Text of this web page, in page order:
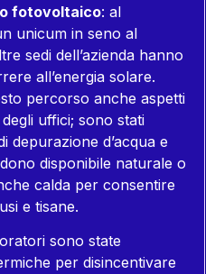
fotovoltaico: al
unicum in seno al
sedi dell’azienda hanno
all’energia solare.
percorso anche aspetti
uffici; sono stati
depurazione d’acqua e
disponibile naturale o
calda per consentire
e tisane.
sono state
per disincentivare